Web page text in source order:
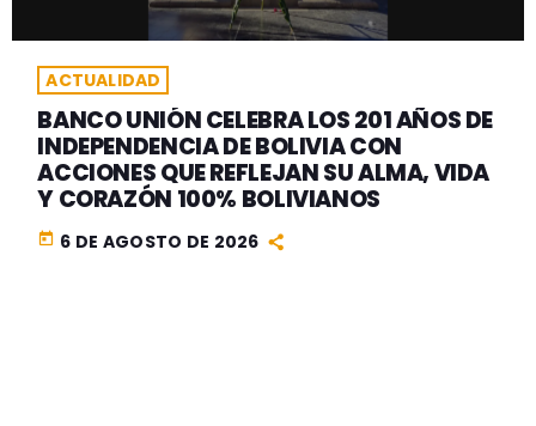
ACTUALIDAD
BANCO UNIÓN CELEBRA LOS 201 AÑOS DE
INDEPENDENCIA DE BOLIVIA CON
ACCIONES QUE REFLEJAN SU ALMA, VIDA
Y CORAZÓN 100% BOLIVIANOS
today 6 DE AGOSTO DE 2026